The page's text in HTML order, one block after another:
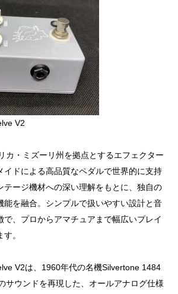
V2
カ・ミズーリ州を拠点とするエフェクター
イドによる高品質なペダルで世界的に支持
テージ機材への深い理解をもとに、独自の
能を融合。シンプルで扱いやすい設計と音
で、プロからアマチュアまで幅広いプレイ
。
V2は、1960年代の名機Silvertone 1484
サウンドを再現した、オールアナログ仕様